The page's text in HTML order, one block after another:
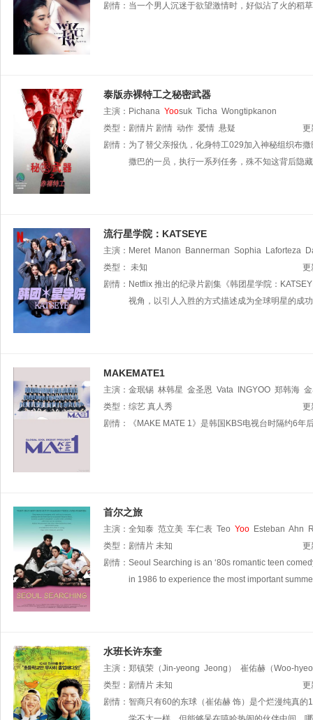
剧情： 当一个男人沉迷于欲望激情时，好似沾了火的稻
泰版赤裸特工之秘密武器
主演： Pichana Yoosuk Ticha Wongtipkanon
类型： 剧情片 剧情 动作 爱情 悬疑
更
剧情： 为了替父亲报仇，化身特工029加入神秘组织布
撒巴的一员，执行一系列任务，殊不知这背后隐
流行星学院：KATSEYE
主演： Meret Manon Bannerman Sophia Laforteza
类型： 未知
更
剧情： Netflix 推出的纪录片剧集《韩团星学院：
视角，以引人入胜的方式描述成为全球明星的成
MAKEMATE1
主演： 金珉锡 林韩星 金圣恩 Vata INGYOO 郑韩海
类型： 综艺 真人秀
更
剧情：
《MAKE MATE 1》是韩国KBS电视台时隔约6
首尔之旅
主演： 全知泰 范立美 车仁表 Teo Yoo Esteban Ahn
类型： 剧情片 未知
更
剧情： Seoul Searching is an ‘80s romantic teen
in 1986 to experience the most important
水班长许东奎
主演： 郑镇荣（Jin-yeong Jeong）
崔佑赫（Woo-
类型： 剧情片 未知
更
剧情： 智商只有60的东球（崔佑赫 饰）是个烂漫纯真